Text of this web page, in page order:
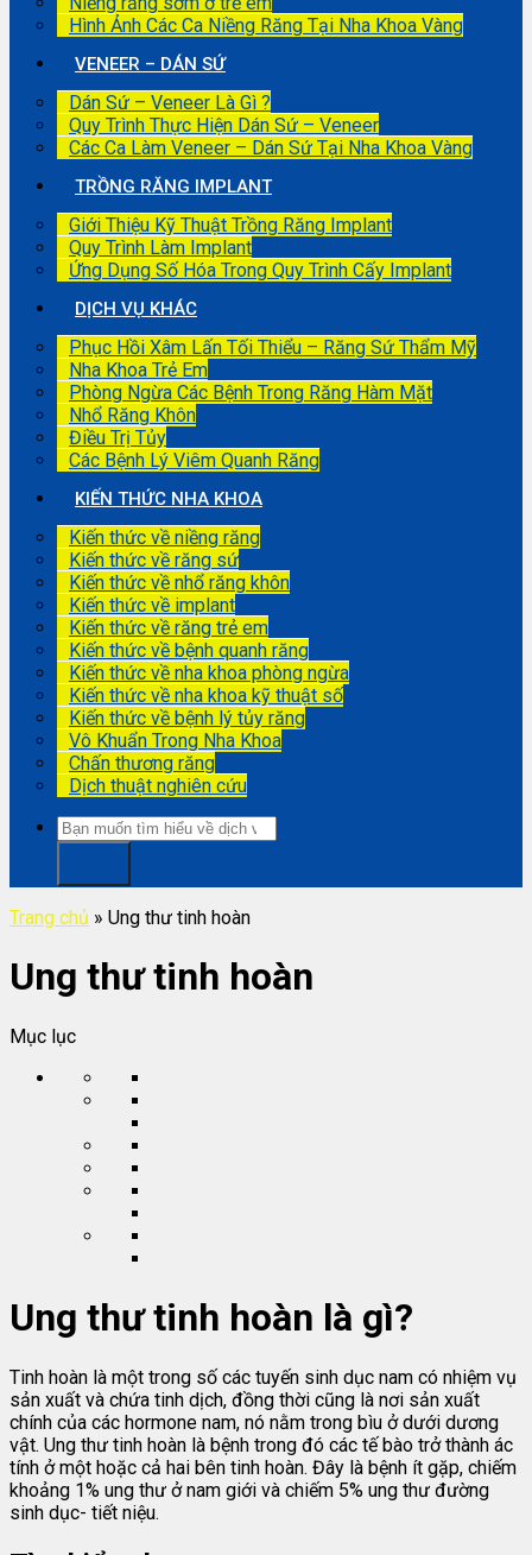
Hình Ảnh Các Ca Niềng Răng Tại Nha Khoa Vàng
VENEER – DÁN SỨ
Dán Sứ – Veneer Là Gì ?
Quy Trình Thực Hiện Dán Sứ – Veneer
Các Ca Làm Veneer – Dán Sứ Tại Nha Khoa Vàng
TRỒNG RĂNG IMPLANT
Giới Thiệu Kỹ Thuật Trồng Răng Implant
Quy Trình Làm Implant
Ứng Dụng Số Hóa Trong Quy Trình Cấy Implant
DỊCH VỤ KHÁC
Phục Hồi Xâm Lấn Tối Thiểu – Răng Sứ Thẩm Mỹ
Nha Khoa Trẻ Em
Phòng Ngừa Các Bệnh Trong Răng Hàm Mặt
Nhổ Răng Khôn
Điều Trị Tủy
Các Bệnh Lý Viêm Quanh Răng
KIẾN THỨC NHA KHOA
Kiến thức về niềng răng
Kiến thức về răng sứ
Kiến thức về nhổ răng khôn
Kiến thức về implant
Kiến thức về răng trẻ em
Kiến thức về bệnh quanh răng
Kiến thức về nha khoa phòng ngừa
Kiến thức về nha khoa kỹ thuật số
Kiến thức về bệnh lý tủy răng
Vô Khuẩn Trong Nha Khoa
Chấn thương răng
Dịch thuật nghiên cứu
Trang chủ » Ung thư tinh hoàn
Ung thư tinh hoàn
Mục lục
Ung thư tinh hoàn là gì?
Tinh hoàn là một trong số các tuyến sinh dục nam có nhiệm vụ
sản xuất và chứa tinh dịch, đồng thời cũng là nơi sản xuất
chính của các hormone nam, nó nằm trong bìu ở dưới dương
vật. Ung thư tinh hoàn là bệnh trong đó các tế bào trở thành ác
tính ở một hoặc cả hai bên tinh hoàn. Đây là bệnh ít gặp, chiếm
khoảng 1% ung thư ở nam giới và chiếm 5% ung thư đường
sinh dục- tiết niệu.